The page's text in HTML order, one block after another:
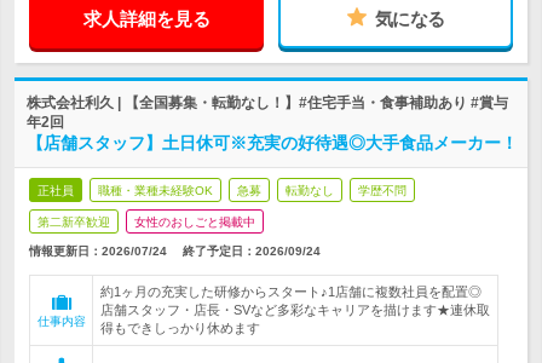
求人詳細を見る 気になる
株式会社利久 | 【全国募集・転勤なし！】#住宅手当・食事補助あり #賞与
年2回
【店舗スタッフ】土日休可※充実の好待遇◎大手食品メーカー！
正社員 職種・業種未経験OK 急募 転勤なし 学歴不問
第二新卒歓迎 女性のおしごと掲載中
情報更新日：2026/07/24 終了予定日： 2026/09/24
仕事内容
約1ヶ月の充実した研修からスタート♪1店舗に複数社員を配置◎
店舗スタッフ・店長・SVなど多彩なキャリアを描けます★連休取
得もできしっかり休めます